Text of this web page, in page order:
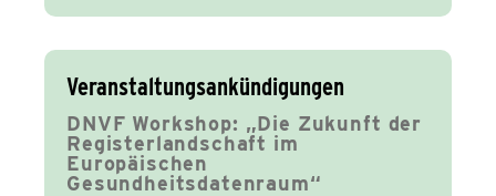
Veranstaltungsankündigungen
DNVF Workshop: „Die Zukunft der
Registerlandschaft im
Europäischen
Gesundheitsdatenraum“